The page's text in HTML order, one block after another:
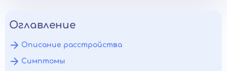
Оглавление
Описание расстройства
Симптомы